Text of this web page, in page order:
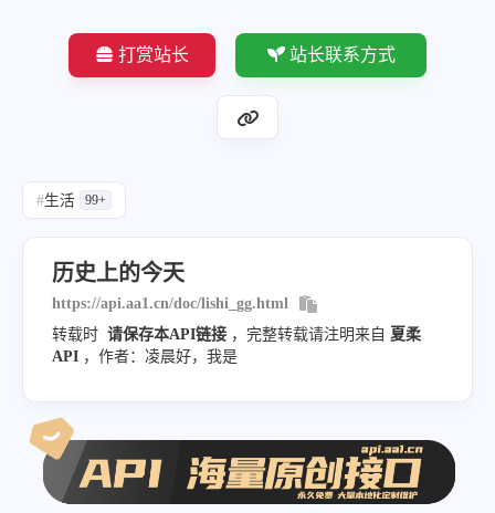
"2001年,北京申办2008年奥林匹克运动会成
"2012年,水利水电工程专家潘家铮逝世"
打赏站长 站长联系方式
#生活 99+
历史上的今天
https://api.aa1.cn/doc/lishi_gg.html
转载时 请保存本API链接 ，完整转载请注明来自 夏柔
API ，作者：凌晨好，我是